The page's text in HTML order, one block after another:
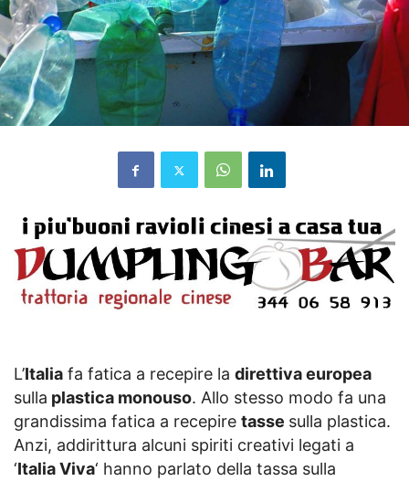
L’Italia fa fatica a recepire la direttiva europea
sulla plastica monouso. Allo stesso modo fa una
grandissima fatica a recepire tasse sulla plastica.
Anzi, addirittura alcuni spiriti creativi legati a
‘Italia Viva‘ hanno parlato della tassa sulla